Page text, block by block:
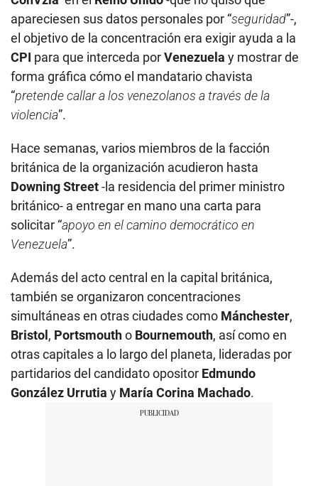
apareciesen sus datos personales por “seguridad”-,
el objetivo de la concentración era exigir ayuda a la
CPI para que interceda porVenezuela y mostrar de
forma gráfica cómo el mandatario chavista
“pretende callar a los venezolanos a través de la
violencia”.
Hace semanas, varios miembros de la facción
británica de la organización acudieron hasta
Downing Street-la residencia del primer ministro
británico- a entregar en mano una carta para
solicitar “apoyo en el camino democrático en
Venezuela”.
Además del acto central en la capital británica,
también se organizaron concentraciones
simultáneas en otras ciudades como Mánchester,
Bristol, Portsmoutho Bournemouth, así como en
otras capitales a lo largo del planeta, lideradas por
partidarios del candidato opositor Edmundo
González Urrutia y María Corina Machado.